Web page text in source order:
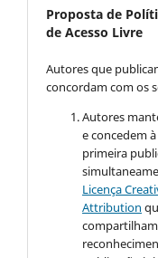
Proposta de
de Acesso Livre
Autores que
concordam com os
Autores
e concedem
primeira
Licença
Attribution